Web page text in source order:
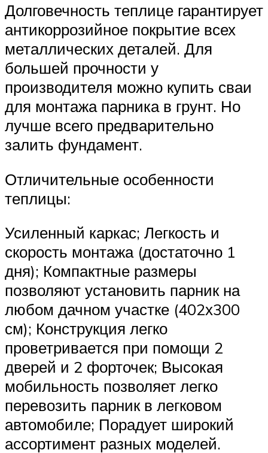
Долговечность теплице гарантирует
антикоррозийное покрытие всех
металлических деталей. Для
большей прочности у
производителя можно купить сваи
для монтажа парника в грунт. Но
лучше всего предварительно
залить фундамент.
Отличительные особенности
теплицы:
Усиленный каркас; Легкость и
скорость монтажа (достаточно 1
дня); Компактные размеры
позволяют установить парник на
любом дачном участке (402х300
см); Конструкция легко
проветривается при помощи 2
дверей и 2 форточек; Высокая
мобильность позволяет легко
перевозить парник в легковом
автомобиле; Порадует широкий
ассортимент разных моделей.